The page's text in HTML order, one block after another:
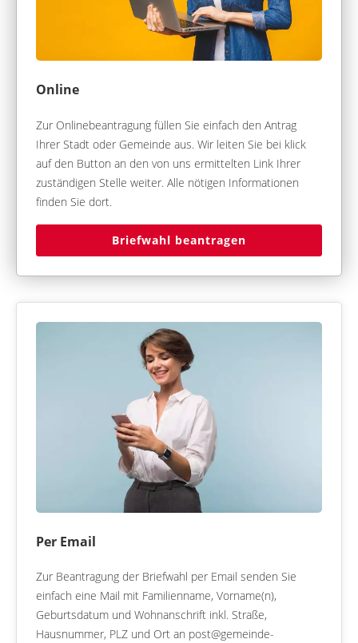
Online
Zur Onlinebeantragung füllen Sie einfach den Antrag
Ihrer Stadt oder Gemeinde aus. Wir leiten Sie bei klick
auf den Button an den von uns ermittelten Link Ihrer
zuständigen Stelle weiter. Alle nötigen Informationen
finden Sie dort.
Briefwahl beantragen
Per Email
Zur Beantragung der Briefwahl per Email senden Sie
einfach eine Mail mit Familienname, Vorname(n),
Geburtsdatum und Wohnanschrift inkl. Straße,
Hausnummer, PLZ und Ort an post@gemeinde-